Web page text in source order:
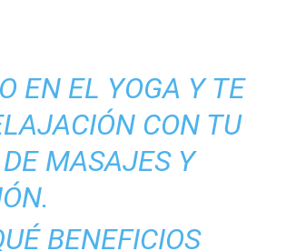
–
Razas
EN EL YOGA Y TE
CON TU
MASAJES Y